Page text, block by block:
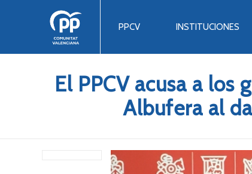
PPCV INSTITUCIONES
El PPCV acusa a los
Albufera al